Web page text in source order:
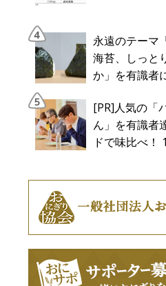
永遠のテーマ
海苔、しっと
か」を有識者
[PR]人気の「
ん」を有識者
ドで味比べ！
マーク